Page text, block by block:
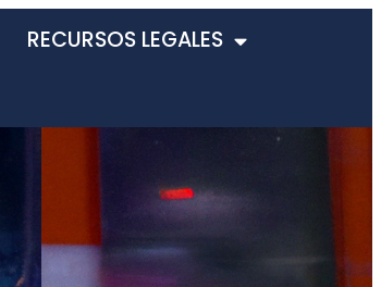
RECURSOS LEGALES